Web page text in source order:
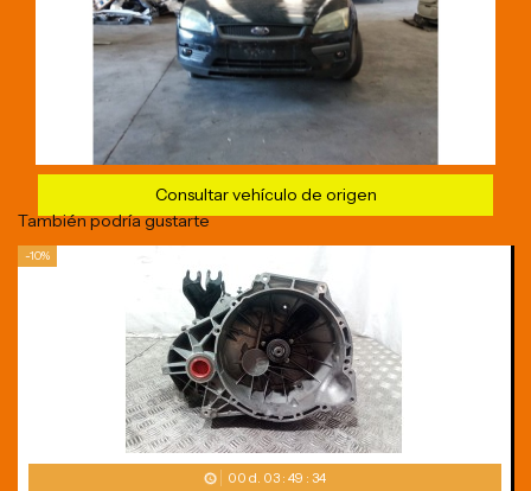
Consultar vehículo de origen
También podría gustarte
-10%
00 d. 03: 49 : 34